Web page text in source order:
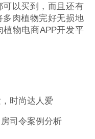
以买到，而且还有
肉植物完好无损地
物电商APP开发平
时尚达人爱
司令案例分析